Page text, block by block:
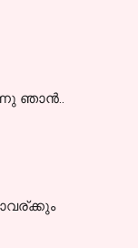
ഞാന്‍..